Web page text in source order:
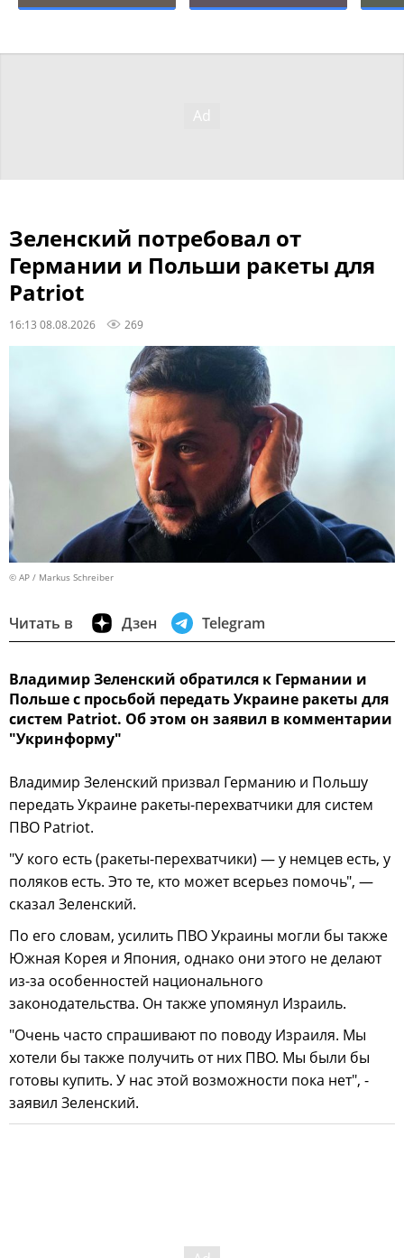
Зеленский потребовал от
Германии и Польши ракеты для
Patriot
16:13 08.08.2026 269
© AP / Markus Schreiber
Читать в Дзен Telegram
Владимир Зеленский обратился к Германии и
Польше с просьбой передать Украине ракеты для
систем Patriot. Об этом он заявил в комментарии
"Укринформу"
Владимир Зеленский призвал Германию и Польшу
передать Украине ракеты-перехватчики для систем
ПВО Patriot.
"У кого есть (ракеты-перехватчики) — у немцев есть, у
поляков есть. Это те, кто может всерьез помочь", —
сказал Зеленский.
По его словам, усилить ПВО Украины могли бы также
Южная Корея и Япония, однако они этого не делают
из-за особенностей национального
законодательства. Он также упомянул Израиль.
"Очень часто спрашивают по поводу Израиля. Мы
хотели бы также получить от них ПВО. Мы были бы
готовы купить. У нас этой возможности пока нет", -
заявил Зеленский.